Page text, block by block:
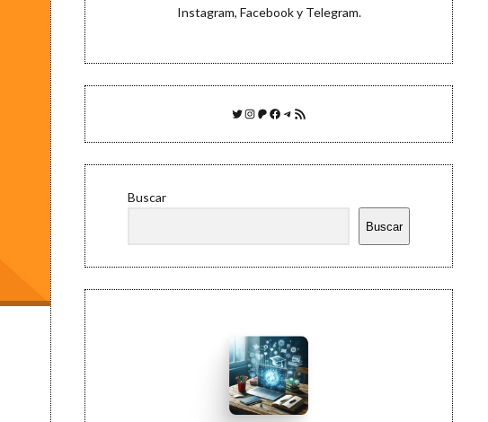
Instagram, Facebooky Telegram.
Twitter
Instagram
Patreon
Facebook
Telegram
Feed RSS
Buscar
Buscar